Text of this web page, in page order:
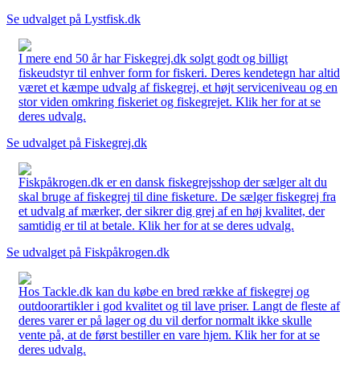
Se udvalget på Lystfisk.dk
I mere end 50 år har Fiskegrej.dk solgt godt og billigt
fiskeudstyr til enhver form for fiskeri. Deres kendetegn har altid
været et kæmpe udvalg af fiskegrej, et højt serviceniveau og en
stor viden omkring fiskeriet og fiskegrejet. Klik her for at se
deres udvalg.
Se udvalget på Fiskegrej.dk
Fiskpåkrogen.dk er en dansk fiskegrejsshop der sælger alt du
skal bruge af fiskegrej til dine fisketure. De sælger fiskegrej fra
et udvalg af mærker, der sikrer dig grej af en høj kvalitet, der
samtidig er til at betale. Klik her for at se deres udvalg.
Se udvalget på Fiskpåkrogen.dk
Hos Tackle.dk kan du købe en bred række af fiskegrej og
outdoorartikler i god kvalitet og til lave priser. Langt de fleste af
deres varer er på lager og du vil derfor normalt ikke skulle
vente på, at de først bestiller en vare hjem. Klik her for at se
deres udvalg.